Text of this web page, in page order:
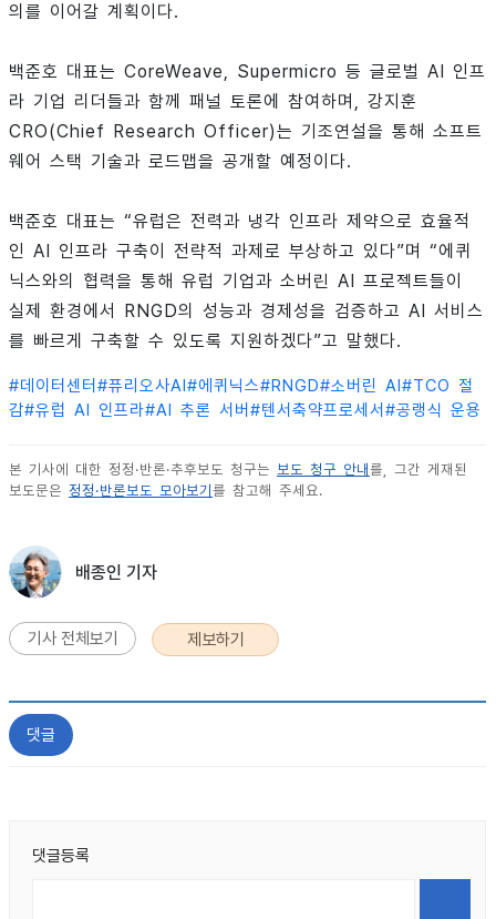
의를 이어갈 계획이다.
백준호 대표는 CoreWeave, Supermicro 등 글로벌 AI 인프
라 기업 리더들과 함께 패널 토론에 참여하며, 강지훈
CRO(Chief Research Officer)는 기조연설을 통해 소프트
웨어 스택 기술과 로드맵을 공개할 예정이다.
백준호 대표는 “유럽은 전력과 냉각 인프라 제약으로 효율적
인 AI 인프라 구축이 전략적 과제로 부상하고 있다”며 “에퀴
닉스와의 협력을 통해 유럽 기업과 소버린 AI 프로젝트들이
실제 환경에서 RNGD의 성능과 경제성을 검증하고 AI 서비스
를 빠르게 구축할 수 있도록 지원하겠다”고 말했다.
#데이터센터 #퓨리오사AI#에퀴닉스#RNGD#소버린 AI#TCO 절
감#유럽 AI 인프라#AI 추론 서버 #텐서축약프로세서 #공랭식 운용
본 기사에 대한 정정·반론·추후보도 청구는 보도 청구 안내 를, 그간 게재된
보도문은 정정·반론보도 모아보기 를 참고해 주세요.
배종인 기자
기사 전체보기 제보하기
댓글
댓글등록